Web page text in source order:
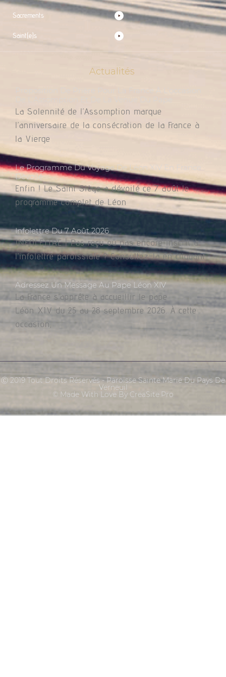
Sacrements
Saint(e)s
Actualités
La Solennité de l’Assomption marque
l’anniversaire de la consécration de la France à
la Vierge
Le Programme Du Voyage De Léon XIV En France
Dévoilé
Enfin ! Le Saint Siège a dévoilé ce 7 août le
programme complet de Léon
Infolettre Du 7 Août 2026
INFOLETTRE | Pas reçu ou pas encore inscrit à
l’infolettre paroissiale ? Consultez-la en cliquant
Adressez Un Message Au Pape Léon XIV
La France s’apprête à accueillir le pape
Léon XIV du 25 au 28 septembre 2026. À cette
occasion,
Ⓒ 2019 Tout Droits Réservés - Paroisse Sainte Marie Du Pays De
Verneuil
© Made With Love By CreaSite.Pro